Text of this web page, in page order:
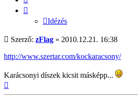
Idézés
Hozzászólás
Szerző: zFlag » 2010.12.21. 16:38
http://www.szertar.com/kockaracsony/
Karácsonyi díszek kicsit másképp...